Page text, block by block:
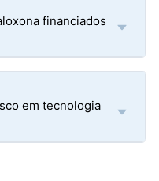
financiados
em tecnologia